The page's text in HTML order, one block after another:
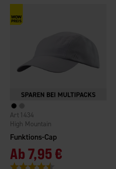
Funktions-Cap
High Mountain
1434
Ab7,95 €
Bewertung: